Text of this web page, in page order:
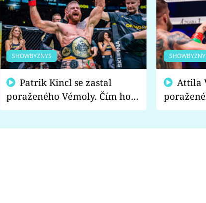
SHOWBYZNYS
poraženého Vémoly. Čím ho
fanoušci naštvali?
chce